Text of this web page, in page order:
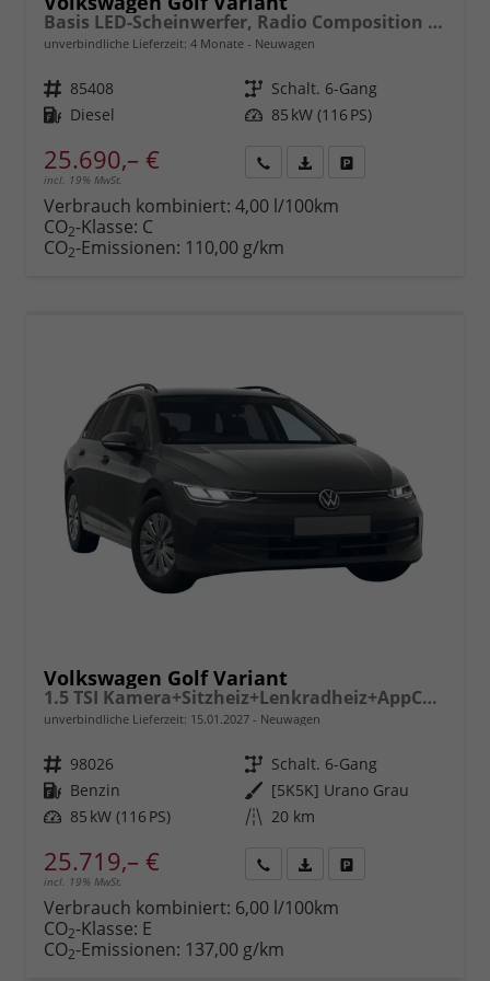
Basis LED-Scheinwerfer, Radio Composition 10,3" + Wireless App-Connect, Parksensoren vorne und hinten, Climatronic, M-Lederlenkrad, Digitales Cockpit, Reserverad, Dachreling uvm.
unverbindliche Lieferzeit: 4 Monate Neuwagen
Fahrzeugnr. 85408 Getriebe Schalt. 6-Gang
Kraftstoff Diesel Leistung 85 kW (116 PS)
25.690,– €
incl. 19% MwSt.
anfordern
Datei,
Verbrauch kombiniert: 4,00 l/100km
CO2-Klasse: C
CO2-Emissionen: 110,00 g/km
Volkswagen Golf Variant
1.5 TSI Kamera+Sitzheiz+Lenkradheiz+AppConnect+SideAssist+Climatronic
unverbindliche Lieferzeit: 15.01.2027 Neuwagen
Fahrzeugnr. 98026 Getriebe Schalt. 6-Gang
Kraftstoff Benzin Außenfarbe [5K5K] Urano Grau
Leistung 85 kW (116 PS) Kilometerstand 20 km
25.719,– €
incl. 19% MwSt.
anfordern
Datei,
Verbrauch kombiniert: 6,00 l/100km
CO2-Klasse: E
CO2-Emissionen: 137,00 g/km